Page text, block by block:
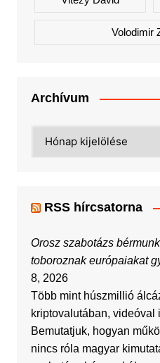
Volodimir
Archívum
RSS hírcsatorna
Orosz szabotázs
toboroznak európaiakat
8, 2026
Több mint húszmillió
kriptovalutában, videóval
Bemutatjuk, hogyan
nincs róla magyar